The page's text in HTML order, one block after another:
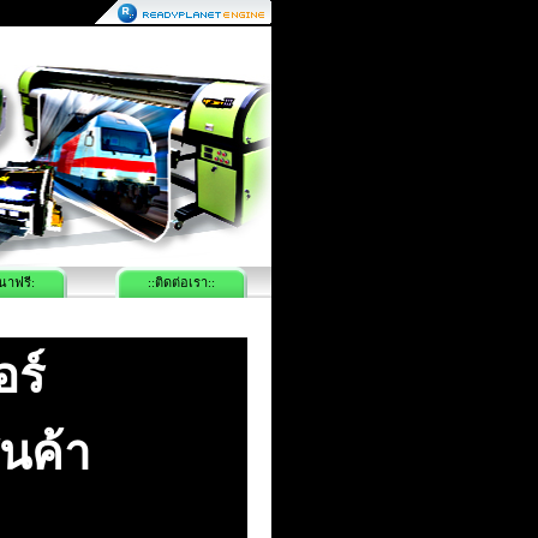
าฟรี: ::ติดต่อเรา::
ร์
ค้า